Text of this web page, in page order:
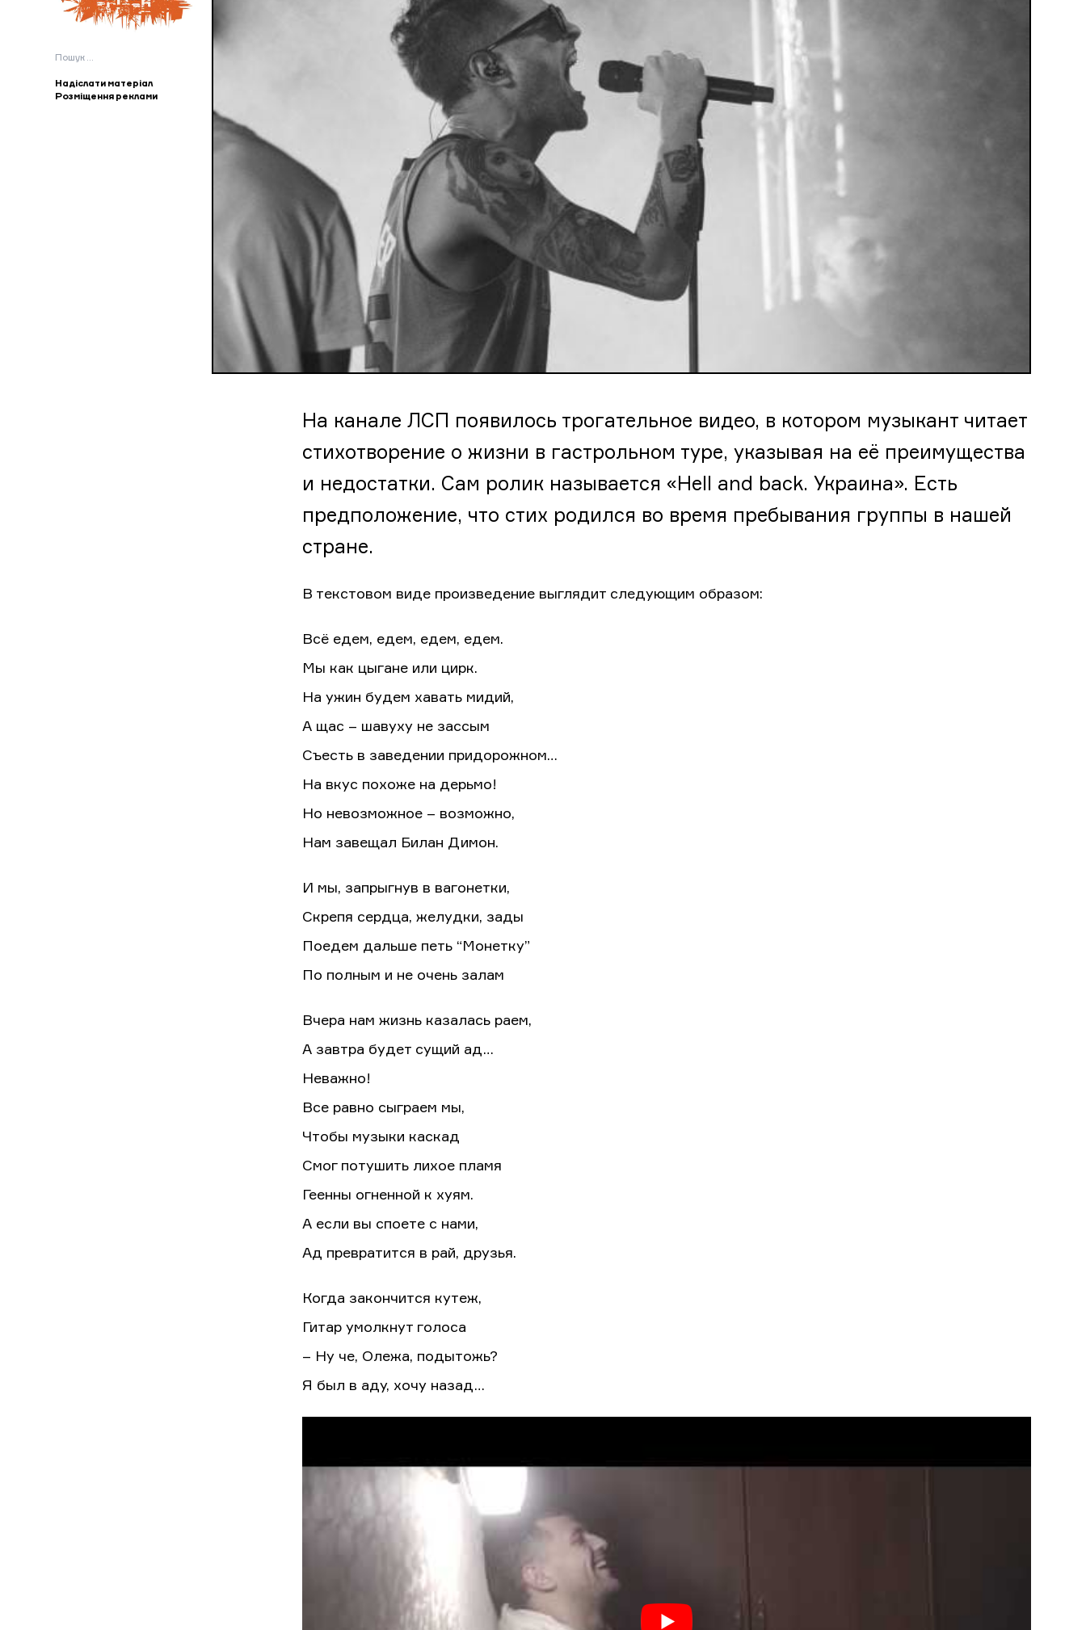
Пошук:
Надіслати матеріал
Розміщення реклами
На канале ЛСП появилось трогательное видео, в котором музыкант читает
стихотворение о жизни в гастрольном туре, указывая на её преимущества
и недостатки. Сам ролик называется «Hell and back. Украина». Есть
предположение, что стих родился во время пребывания группы в нашей
стране.
В текстовом виде произведение выглядит следующим образом:
Всё едем, едем, едем, едем.
Мы как цыгане или цирк.
На ужин будем хавать мидий,
А щас – шавуху не зассым
Съесть в заведении придорожном…
На вкус похоже на дерьмо!
Но невозможное – возможно,
Нам завещал Билан Димон.
И мы, запрыгнув в вагонетки,
Скрепя сердца, желудки, зады
Поедем дальше петь “Монетку”
По полным и не очень залам
Вчера нам жизнь казалась раем,
А завтра будет сущий ад…
Неважно!
Все равно сыграем мы,
Чтобы музыки каскад
Смог потушить лихое пламя
Геенны огненной к хуям.
А если вы споете с нами,
Ад превратится в рай, друзья.
Когда закончится кутеж,
Гитар умолкнут голоса
– Ну че, Олежа, подытожь?
Я был в аду, хочу назад…